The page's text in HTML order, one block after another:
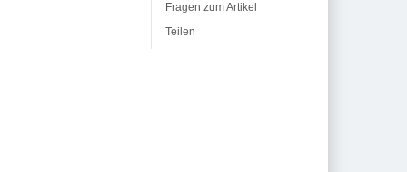
Fragen zum Artikel
Teilen